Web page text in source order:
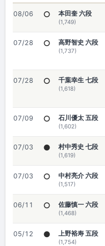
08/06 ○ 本田奎 六段
(1,749)
07/28 ○ 高野智史 六段
(1,737)
07/28 ○ 千葉幸生 七段
(1,618)
07/09 ○ 石川優太 五段
(1,602)
07/03 ● 村中秀史 七段
(1,619)
07/03 ○ 中村亮介 六段
(1,517)
06/11 ○ 佐藤慎一 六段
(1,468)
05/12 ● 上野裕寿 五段
(1,754)